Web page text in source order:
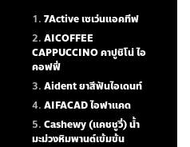
7Active เซเว่นแอคทีฟ
AICOFFEE
CAPPUCCINO คาปูชิโน่ ไอ
คอฟฟี่
Aident ยาสีฟันไอเดนท์
AIFACAD ไอฟาแคด
Cashewy (แคชชูวี่) น้ำ
มะม่วงหิมพานต์เข้มข้น